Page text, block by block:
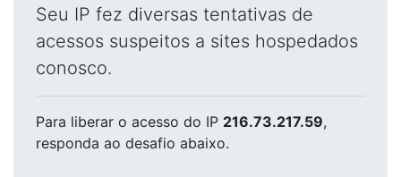
Seu IP fez diversas tentativas de
acessos suspeitos a sites hospedados
conosco.
Para liberar o acesso do IP 216.73.217.59,
responda ao desafio abaixo.